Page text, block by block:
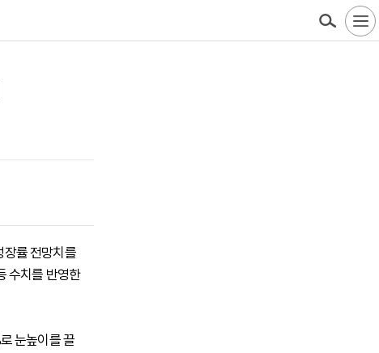
률 전망치를
수치를 반영한
눈높이를 끌